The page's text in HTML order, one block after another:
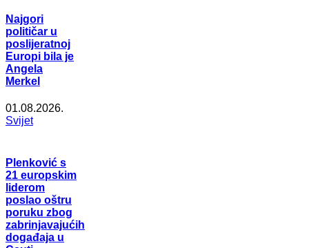
Najgori
političar u
poslijeratnoj
Europi bila je
Angela
Merkel
01.08.2026.
Svijet
Plenković s
21 europskim
liderom
poslao oštru
poruku zbog
zabrinjavajućih
događaja u